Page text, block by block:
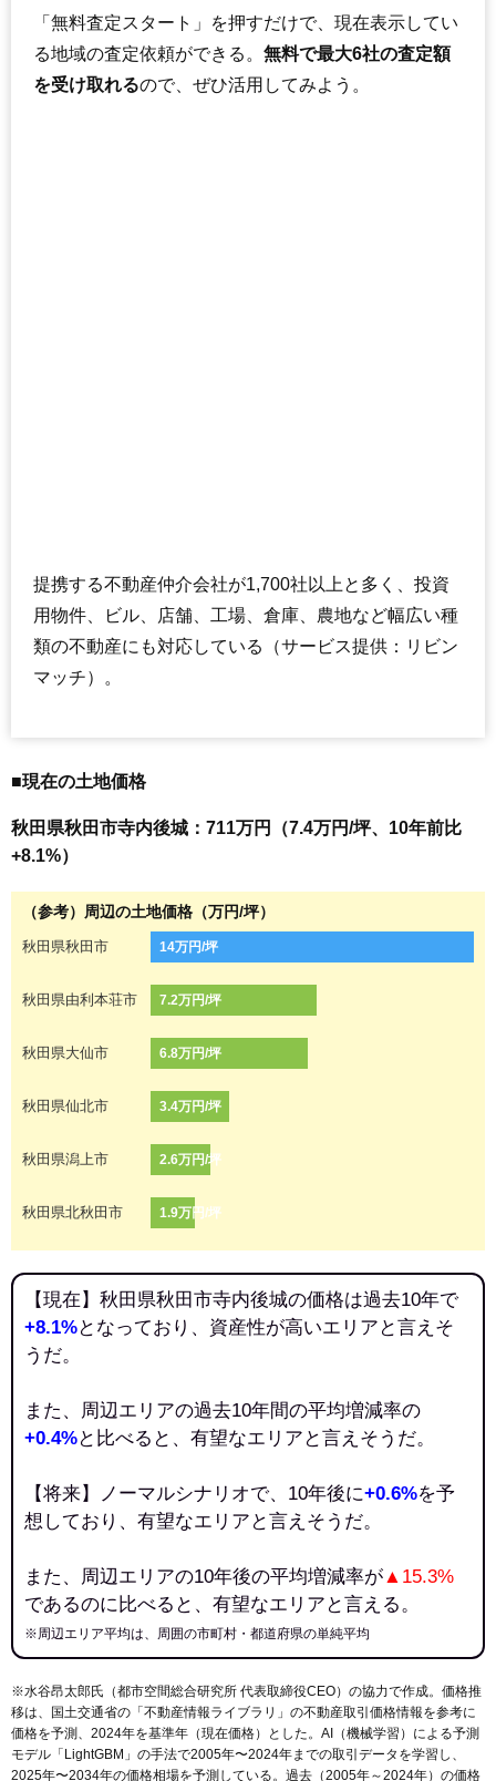
「無料査定スタート」を押すだけで、現在表示してい
る地域の査定依頼ができる。 無料で最大6社の査定額
を受け取れるので、ぜひ活用してみよう。
提携する不動産仲介会社が1,700社以上と多く、投資
用物件、ビル、店舗、工場、倉庫、農地など幅広い種
類の不動産にも対応している（サービス提供：リビン
マッチ）。
■現在の土地価格
秋田県秋田市寺内後城：711万円（7.4万円/坪、10年前比
+8.1%）
（参考）周辺の土地価格（万円/坪）
秋田県秋田市 14万円/坪
秋田県由利本荘市 7.2万円/坪
秋田県大仙市 6.8万円/坪
秋田県仙北市 3.4万円/坪
秋田県潟上市 2.6万円/坪
秋田県北秋田市 1.9万円/坪
【現在】秋田県秋田市寺内後城の価格は過去10年で
+8.1%となっており、資産性が高いエリアと言えそ
うだ。
また、周辺エリアの過去10年間の平均増減率の
+0.4%と比べると、有望なエリアと言えそうだ。
【将来】ノーマルシナリオで、10年後に+0.6%を予
想しており、有望なエリアと言えそうだ。
また、周辺エリアの10年後の平均増減率が▲15.3%
であるのに比べると、有望なエリアと言える。
※周辺エリア平均は、周囲の市町村・都道府県の単純平均
※水谷昂太郎氏（都市空間総合研究所 代表取締役CEO）の協力で作成。価格推
移は、国土交通省の「 不動産情報ライブラリ 」の不動産取引価格情報を参考に
価格を予測、2024年を基準年（現在価格）とした。AI（機械学習）による予測
モデル「LightGBM」の手法で2005年〜2024年までの取引データを学習し、
2025年〜2034年の価格相場を予測している。過去（2005年～2024年）の価格